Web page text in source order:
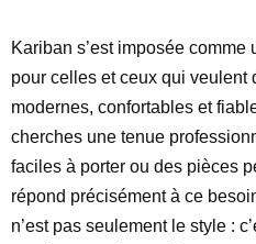
Kariban s’est imposée
pour celles et ceux qui veulent
modernes, confortables et
cherches une tenue
faciles à porter ou des pièces
répond précisément à ce
n’est pas seulement le style :